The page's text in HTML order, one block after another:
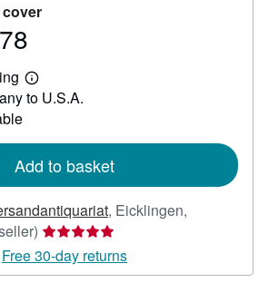
Learn
more
to U.S.A.
Add to basket
, Eicklingen,
Seller
rating
5
Free 30-day returns